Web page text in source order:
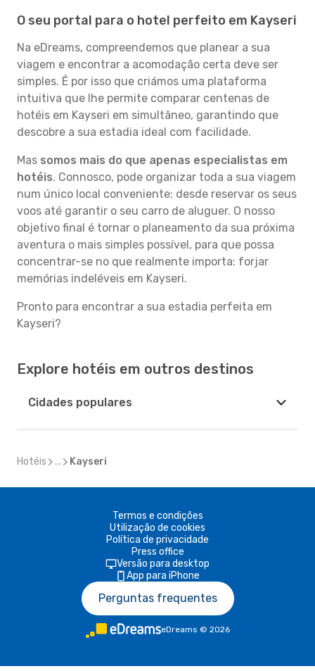
O seu portal para o hotel perfeito em Kayseri
Na eDreams, compreendemos que planear a sua
viagem e encontrar a acomodação certa deve ser
simples. É por isso que criámos uma plataforma
intuitiva que lhe permite comparar centenas de
hotéis em Kayseri em simultâneo, garantindo que
descobre a sua estadia ideal com facilidade.
Mas somos mais do que apenas especialistas em
hotéis. Connosco, pode organizar toda a sua viagem
num único local conveniente: desde reservar os seus
voos até garantir o seu carro de aluguer. O nosso
objetivo final é tornar o planeamento da sua próxima
aventura o mais simples possível, para que possa
concentrar-se no que realmente importa: forjar
memórias indeléveis em Kayseri.
Pronto para encontrar a sua estadia perfeita em
Kayseri?
Explore hotéis em outros destinos
Cidades populares
Hotéis ... Kayseri
Termos e condições
Utilização de cookies
Política de privacidade
Press office
Versão para desktop
App para iPhone
Perguntas frequentes
eDreams © 2026